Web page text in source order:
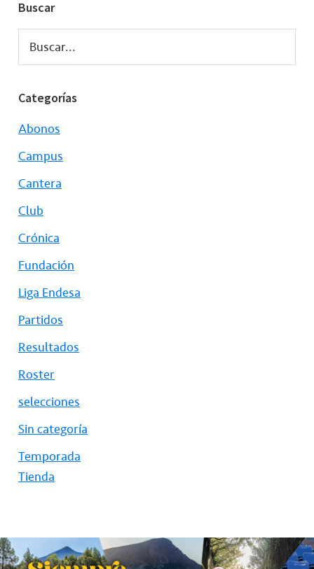
Buscar
Buscar...
Categorías
Abonos
Campus
Cantera
Club
Crónica
Fundación
Liga Endesa
Partidos
Resultados
Roster
selecciones
Sin categoría
Temporada
Tienda